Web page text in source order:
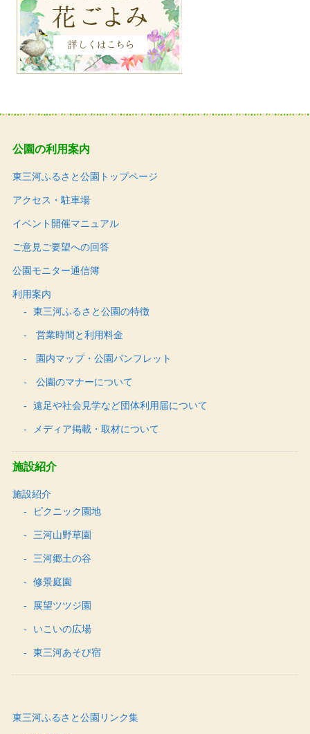
公園の利用案内
東三河ふるさと公園トップページ
アクセス・駐車場
イベント開催マニュアル
ご意見ご要望への回答
公園モニター通信簿
利用案内
東三河ふるさと公園の特徴
営業時間と利用料金
園内マップ・公園パンフレット
公園のマナーについて
遠足や社会見学など団体利用届について
メディア掲載・取材について
施設紹介
施設紹介
ピクニック園地
三河山野草園
三河郷土の谷
修景庭園
展望ツツジ園
いこいの広場
東三河あそび宿
東三河ふるさと公園リンク集